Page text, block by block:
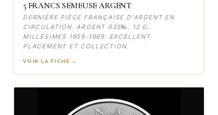
5 FRANCS SEMEUSE ARGENT
DERNIÈRE PIÈCE FRANÇAISE D'ARGENT EN
CIRCULATION. ARGENT 835‰, 12 G.
MILLÉSIMES 1959-1969. EXCELLENT
PLACEMENT ET COLLECTION.
VOIR LA FICHE →